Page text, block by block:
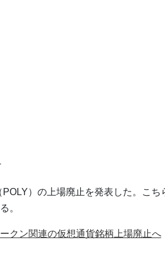
）の上場廃止を発表した。こち
。
クン関連の仮想通貨銘柄上場廃止へ